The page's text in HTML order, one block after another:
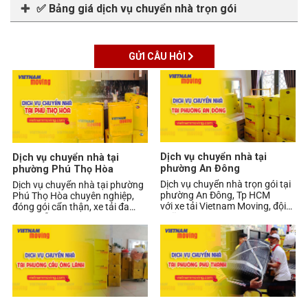
✅ Bảng giá dịch vụ chuyển nhà trọn gói
GỬI CÂU HỎI
Dịch vụ chuyển nhà tại
phường Phú Thọ Hòa
Dịch vụ chuyển nhà tại phường
Phú Thọ Hòa chuyên nghiệp,
đóng gói cẩn thận, xe tải đa
Liên hệ Vietn
Dịch vụ chuyển nhà tại
phường An Đông
Dịch vụ chuyển nhà trọn gói tại
phường An Đông, Tp HCM
với xe tải Vietnam Moving, đội
cẩn thận, vận ch